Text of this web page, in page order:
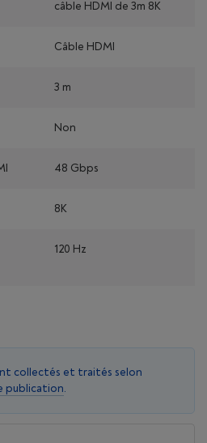
câble HDMI de 3m 8K
Câble HDMI
3 m
Non
48 Gbps
8K
120 Hz
collectés et traités selon
publication.